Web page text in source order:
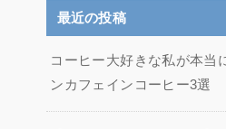
最近の投稿
コーヒー大好きな私が本当
ンカフェインコーヒー3選